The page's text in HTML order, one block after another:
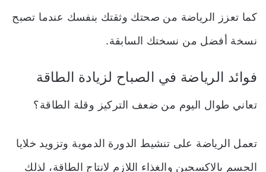
كما تعزز الرياضة من صحتك وثقتك بنفسك عندما تصبح
نسخة أفضل من نسختك السابقة.
فوائد الرياضة في الصباح لزيادة الطاقة
تعاني طوال اليوم من ضعف التركيز وقلة الطاقة؟
تعمل الرياضة على تنشيط الدورة الدموية وتزويد خلايا
الجسم بالاكسجين والغذاء اللازم لانتاج الطاقة، لذلك